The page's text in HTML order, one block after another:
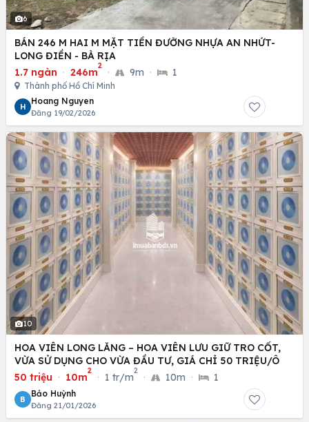
6
BÁN 246 M HAI M MẶT TIỀN ĐƯỜNG NHỰA AN NHỨT-
LONG ĐIỀN - BÀ RỊA
1.7 ngàn · 246m
2
· 9m · 1
Thành phố Hồ Chí Minh
H
Hoang Nguyen
Đăng 19/02/2026
10
HOA VIÊN LONG LĂNG – HOA VIÊN LƯU GIỮ TRO CỐT,
VỪA SỬ DỤNG CHO VỪA ĐẦU TƯ, GIÁ CHỈ 50 TRIỆU/Ô
50 triệu · 10m
2
· 1 tr/m
2
· 10m · 1
B
Bảo Huỳnh
Đăng 21/01/2026